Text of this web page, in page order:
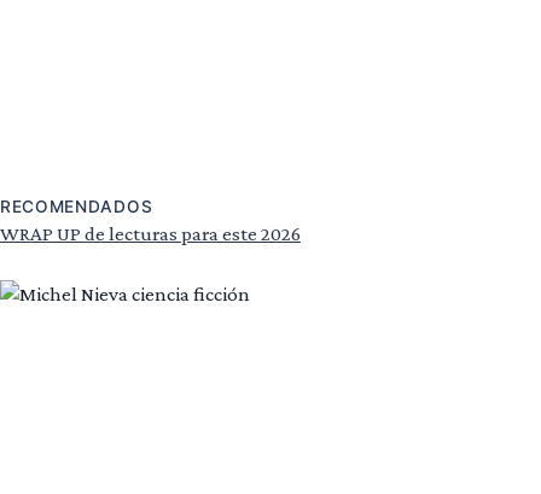
RECOMENDADOS
WRAP UP de lecturas para este 2026